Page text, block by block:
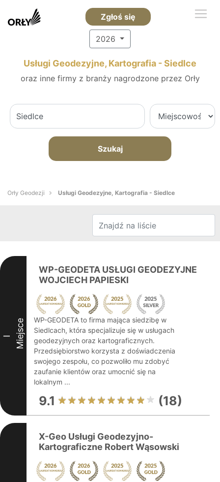
Zgłoś się
2026
Usługi Geodezyjne, Kartografia - Siedlce
oraz inne firmy z branży nagrodzone przez Orły
Szukaj
Orły Geodezji Usługi Geodezyjne, Kartografia - Siedlce
I Miejsce
WP-GEODETA USŁUGI GEODEZYJNE
WOJCIECH PAPIESKI
WP-GEODETA to firma mająca siedzibę w
Siedlcach, która specjalizuje się w usługach
geodezyjnych oraz kartograficznych.
Przedsiębiorstwo korzysta z doświadczenia
swojego zespołu, co pozwoliło mu zdobyć
zaufanie klientów oraz umocnić się na
lokalnym ...
9.1 (18)
X-Geo Usługi Geodezyjno-
Kartograficzne Robert Wąsowski